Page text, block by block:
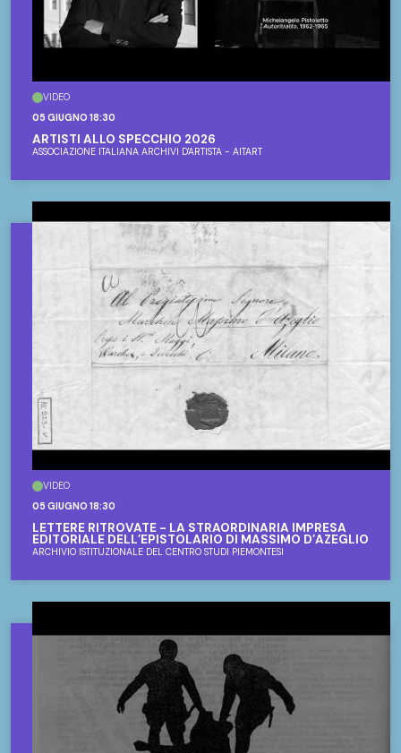
VIDEO
05 GIUGNO 18:30
ARTISTI ALLO SPECCHIO 2026
ASSOCIAZIONE ITALIANA ARCHIVI D'ARTISTA - AITART
VIDEO
05 GIUGNO 18:30
LETTERE RITROVATE - LA STRAORDINARIA IMPRESA
EDITORIALE DELL’EPISTOLARIO DI MASSIMO D’AZEGLIO
ARCHIVIO ISTITUZIONALE DEL CENTRO STUDI PIEMONTESI